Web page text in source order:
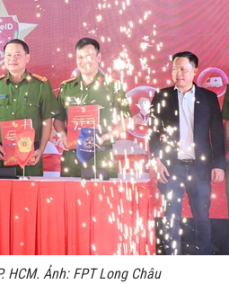
HCM. Ảnh: FPT Long Châu